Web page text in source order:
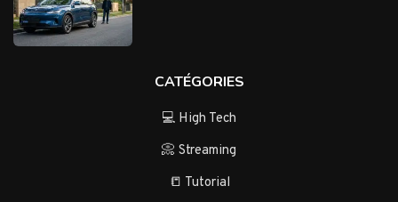
CATÉGORIES
💻 High Tech
📀 Streaming
📒 Tutorial